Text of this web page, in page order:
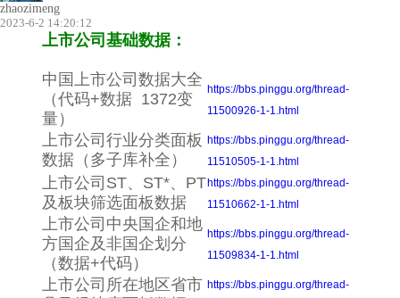
zhaozimeng
2023-6-2 14:20:12
上市公司基础数据：
中国上市公司数据大全
（代码+数据 1372变
量）
https://bbs.pinggu.org/thread-
11500926-1-1.html
上市公司行业分类面板
数据（多子库补全）
https://bbs.pinggu.org/thread-
11510505-1-1.html
上市公司ST、ST*、PT
及板块筛选面板数据
https://bbs.pinggu.org/thread-
11510662-1-1.html
上市公司中央国企和地
方国企及非国企划分
（数据+代码）
https://bbs.pinggu.org/thread-
11509834-1-1.html
上市公司所在地区省市 https://bbs.pinggu.org/thread-